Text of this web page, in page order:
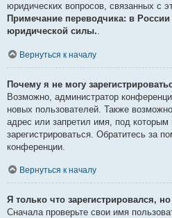
юридических вопросов, связанных с
Примечание переводчика: в
юридической силы..
Вернуться к началу
Почему я не могу
Возможно, администратор
новых пользователей. Также
адрес или запретил имя, под которым
зарегистрироваться. Обратитесь за
конференции.
Вернуться к началу
Я только что зарегистрировался,
Сначала проверьте свои имя